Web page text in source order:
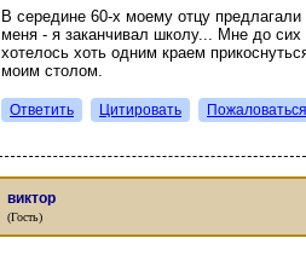
В середине 60-х моему отцу предлагали
меня - я заканчивал школу... Мне до
хотелось хоть одним краем
моим столом.
Ответить Цитировать Пожаловаться
виктор
(Гость)